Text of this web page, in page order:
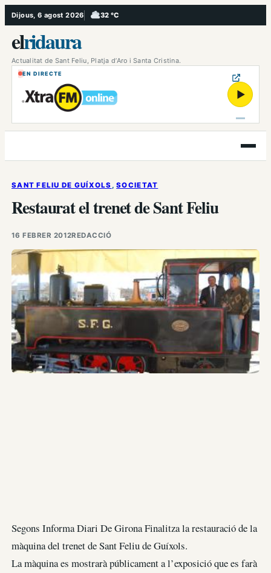
Vés
al
contingut
Dijous, 6 agost 2026 32 °C
, Ennuvolat
elridaura
Actualitat de Sant Feliu, Platja d’Aro i Santa Cristina.
EN DIRECTE
▶
Obre
el
SANT FELIU DE GUÍXOLS , SOCIETAT
Restaurat el trenet de Sant Feliu
16 FEBRER 2012REDACCIÓ
Segons Informa Diari De Girona Finalitza la restauració de la
màquina del trenet de Sant Feliu de Guíxols.
La màquina es mostrarà públicament a l’exposició que es farà